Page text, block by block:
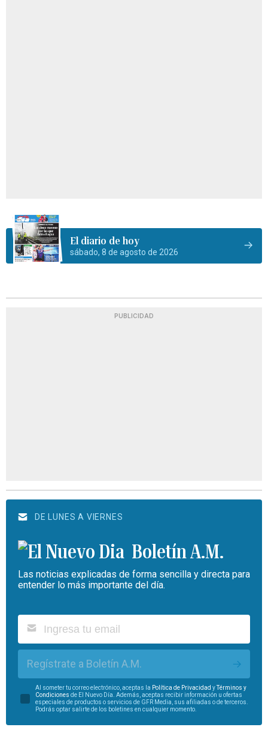
El diario de hoy
sábado, 8 de agosto de 2026
PUBLICIDAD
DE LUNES A VIERNES
Boletín A.M.
Las noticias explicadas de forma sencilla y directa para
entender lo más importante del día.
Regístrate a Boletín A.M.
Al someter tu correo electrónico, aceptas la Política de Privacidad yTérminos y
Condiciones de El Nuevo Día. Además, aceptas recibir información u ofertas
especiales de productos o servicios de GFR Media, sus afiliadas o de terceros.
Podrás optar salirte de los boletines en cualquier momento.